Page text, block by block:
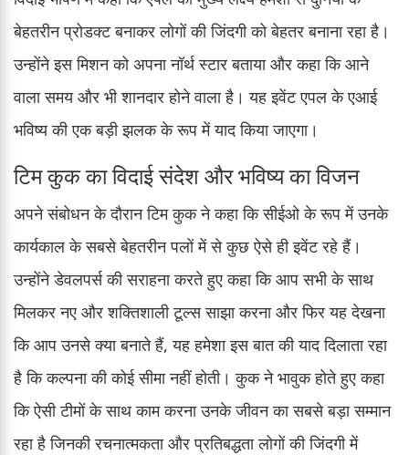
बेहतरीन प्रोडक्ट बनाकर लोगों की जिंदगी को बेहतर बनाना रहा है।
उन्होंने इस मिशन को अपना नॉर्थ स्टार बताया और कहा कि आने
वाला समय और भी शानदार होने वाला है। यह इवेंट एपल के एआई
भविष्य की एक बड़ी झलक के रूप में याद किया जाएगा।
टिम कुक का विदाई संदेश और भविष्य का विजन
अपने संबोधन के दौरान टिम कुक ने कहा कि सीईओ के रूप में उनके
कार्यकाल के सबसे बेहतरीन पलों में से कुछ ऐसे ही इवेंट रहे हैं।
उन्होंने डेवलपर्स की सराहना करते हुए कहा कि आप सभी के साथ
मिलकर नए और शक्तिशाली टूल्स साझा करना और फिर यह देखना
कि आप उनसे क्या बनाते हैं, यह हमेशा इस बात की याद दिलाता रहा
है कि कल्पना की कोई सीमा नहीं होती। कुक ने भावुक होते हुए कहा
कि ऐसी टीमों के साथ काम करना उनके जीवन का सबसे बड़ा सम्मान
रहा है जिनकी रचनात्मकता और प्रतिबद्धता लोगों की जिंदगी में